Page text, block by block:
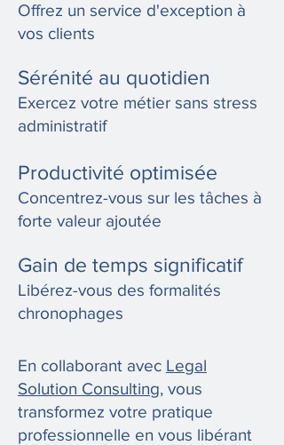
Offrez un service d'exception à
vos clients
Sérénité au quotidien
Exercez votre métier sans stress
administratif
Productivité optimisée
Concentrez-vous sur les tâches à
forte valeur ajoutée
Gain de temps significatif
Libérez-vous des formalités
chronophages
En collaborant avec Legal
Solution Consulting, vous
transformez votre pratique
professionnelle en vous libérant